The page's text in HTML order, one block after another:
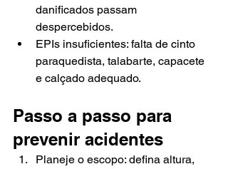
danificados passam
despercebidos.
EPIs insuficientes: falta de cinto
paraquedista, talabarte, capacete
e calçado adequado.
Passo a passo para
prevenir acidentes
Planeje o escopo: defina altura,